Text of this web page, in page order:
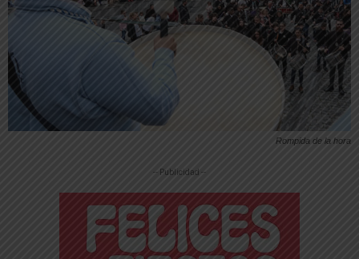
Rompida de la hora
-- Publicidad --